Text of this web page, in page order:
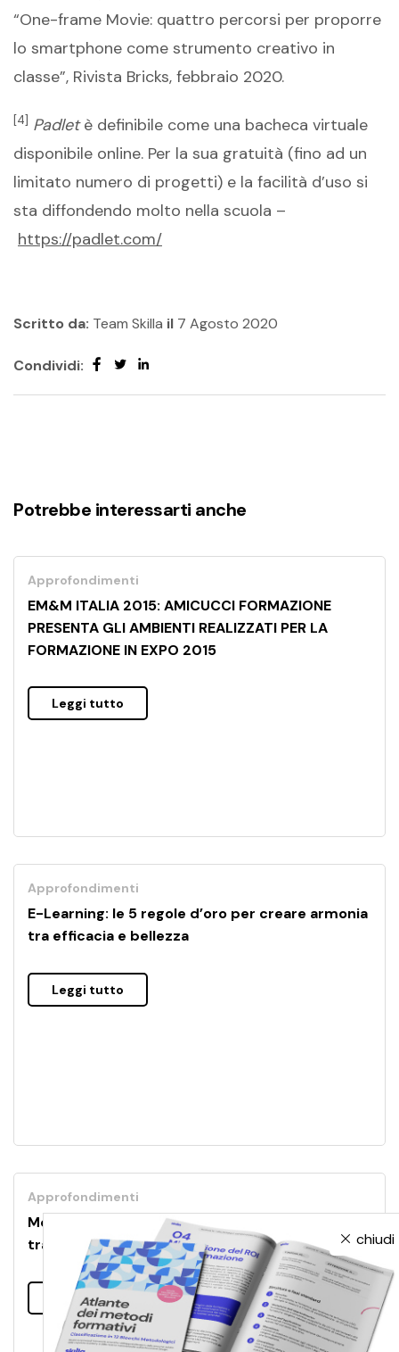
“One-frame Movie: quattro percorsi per proporre
lo smartphone come strumento creativo in
classe”, Rivista Bricks, febbraio 2020.
[4] Padletè definibile come una bacheca virtuale
disponibile online. Per la sua gratuità (fino ad un
limitato numero di progetti) e la facilità d’uso si
sta diffondendo molto nella scuola –
https://padlet.com/
Scritto da: Team Skilla il 7 Agosto 2020
Condividi:
Potrebbe interessarti anche
Approfondimenti
EM&M ITALIA 2015: AMICUCCI FORMAZIONE
PRESENTA GLI AMBIENTI REALIZZATI PER LA
FORMAZIONE IN EXPO 2015
Leggi tutto
Approfondimenti
E-Learning: le 5 regole d’oro per creare armonia
tra efficacia e bellezza
Leggi tutto
Approfondimenti
MoodleAX: moduli avanzati per la gestione del
training, del blended e della gamification
Leggi tutto
chiudi